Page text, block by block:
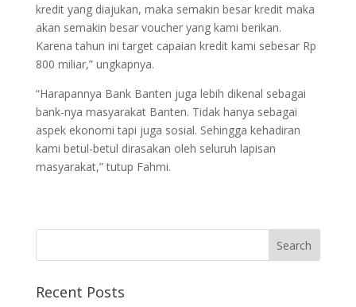
kredit yang diajukan, maka semakin besar kredit maka
akan semakin besar voucher yang kami berikan.
Karena tahun ini target capaian kredit kami sebesar Rp
800 miliar,” ungkapnya.
“Harapannya Bank Banten juga lebih dikenal sebagai
bank-nya masyarakat Banten. Tidak hanya sebagai
aspek ekonomi tapi juga sosial. Sehingga kehadiran
kami betul-betul dirasakan oleh seluruh lapisan
masyarakat,” tutup Fahmi.
Recent Posts